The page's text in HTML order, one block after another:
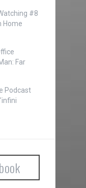
#8
Home
Far
Podcast